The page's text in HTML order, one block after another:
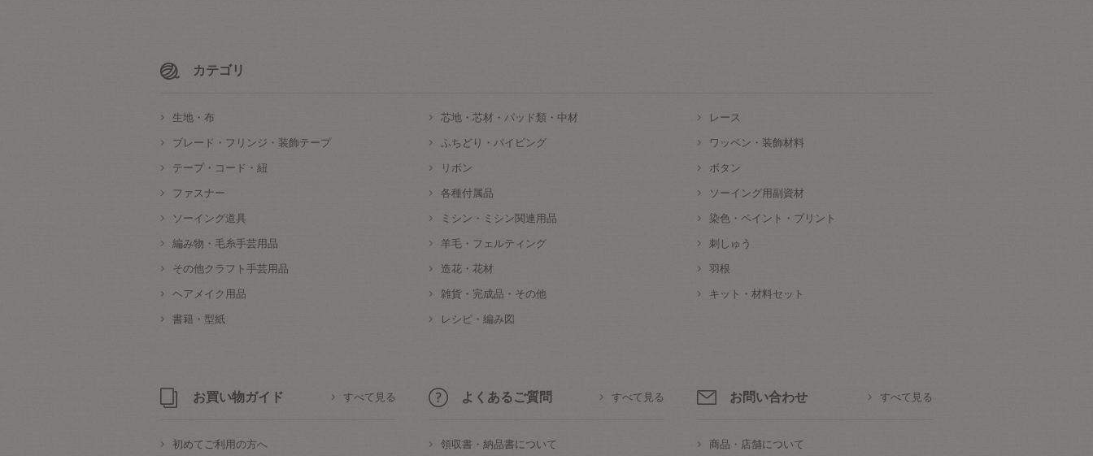
カテゴリ
生地・布 芯地・芯材・パッド類・中材 レース
ブレード・フリンジ・装飾テープ ふちどり・パイピング ワッペン・装飾材料
テープ・コード・紐 リボン ボタン
ファスナー 各種付属品 ソーイング用副資材
ソーイング道具 ミシン・ミシン関連用品 染色・ペイント・プリント
編み物・毛糸手芸用品 羊毛・フェルティング 刺しゅう
その他クラフト手芸用品 造花・花材 羽根
ヘアメイク用品 雑貨・完成品・その他 キット・材料セット
書籍・型紙 レシピ・編み図
お買い物ガイド すべて見る
初めてご利用の方へ
よくあるご質問 すべて見る
領収書・納品書について
お問い合わせ すべて見る
商品・店舗について